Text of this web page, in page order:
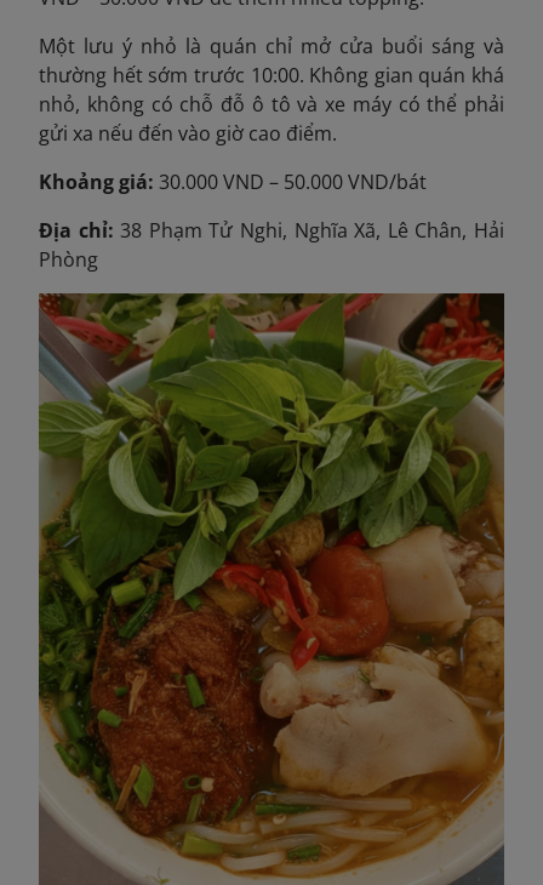
Một lưu ý nhỏ là quán chỉ mở cửa buổi sáng và
thường hết sớm trước 10:00. Không gian quán khá
nhỏ, không có chỗ đỗ ô tô và xe máy có thể phải
gửi xa nếu đến vào giờ cao điểm.
Khoảng giá: 30.000 VND – 50.000 VND/bát
Địa chỉ: 38 Phạm Tử Nghi, Nghĩa Xã, Lê Chân, Hải
Phòng